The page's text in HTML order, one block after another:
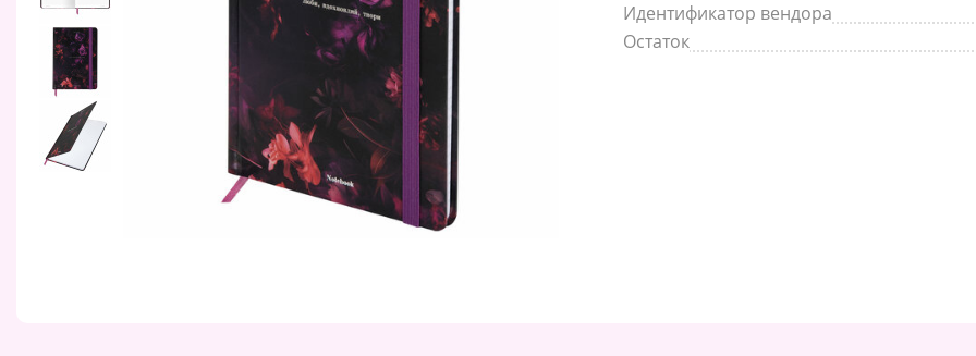
Идентификатор вендора
Остаток